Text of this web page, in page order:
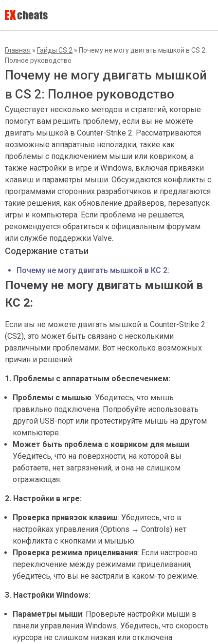
Главная » Гайды CS 2 » Почему не могу двигать мышкой в CS 2:
Полное руководство
Почему не могу двигать мышкой
в CS 2: Полное руководство
Существует несколько методов и стратегий, которые
помогут вам решить проблему, если вы не можете
двигать мышкой в Counter-Strike 2. Рассматриваются
возможные аппаратные неполадки, такие как
проблемы с подключением мыши или ковриком, а
также настройки в игре и Windows, включая привязки
клавиш и параметры мыши. Обсуждаются конфликты с
программами сторонних разработчиков и предлагаются
такие решения, как обновление драйверов, перезапуск
игры и компьютера. Если проблема не решается,
рекомендуется обратиться к официальным форумам
или службе поддержки Valve.
Содержание статьи
Почему не могу двигать мышкой в КС 2:
Почему не могу двигать мышкой в
КС 2:
Если вы не можете двигать мышкой в Counter-Strike 2
(CS2), это может быть связано с несколькими
различными проблемами. Вот несколько возможных
причин и решений:
1. Проблемы с аппаратным обеспечением:
Проблемы с мышью: Убедитесь, что мышь
правильно подключена. Попробуйте использовать
другой USB-порт или протестируйте мышь на другом
компьютере.
Может быть проблема с ковриком для мыши:
Убедитесь, что на поверхности, на которой вы
работаете, нет загрязнений, и она не слишком
отражающая.
2. Настройки в игре:
Проверка привязок клавиш: Убедитесь, что в
настройках управления (Options → Controls) нет
конфликта с кнопками и мышью.
Проверка режима прицеливания: Если настроено
переключение между режимами прицеливания,
убедитесь, что вы не застряли в каком-то режиме.
3. Настройки Windows:
Параметры мыши: Проверьте настройки мыши в
панели управления Windows. Убедитесь, что скорость
курсора не слишком низкая или отключена.